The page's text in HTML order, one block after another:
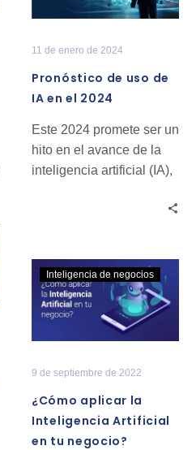
de
en
el
2024
11 de enero de 2024
Pronóstico de uso de
IA en el 2024
Este 2024 promete ser un
hito en el avance de la
inteligencia artificial (IA),
¿Cómo
aplicar
la
Inteligencia
en
Inteligencia de negocios
9 de septiembre de 2022
¿Cómo aplicar la
Inteligencia Artificial
en tu negocio?